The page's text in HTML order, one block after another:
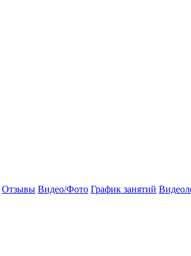
Отзывы Видео/Фото График занятий